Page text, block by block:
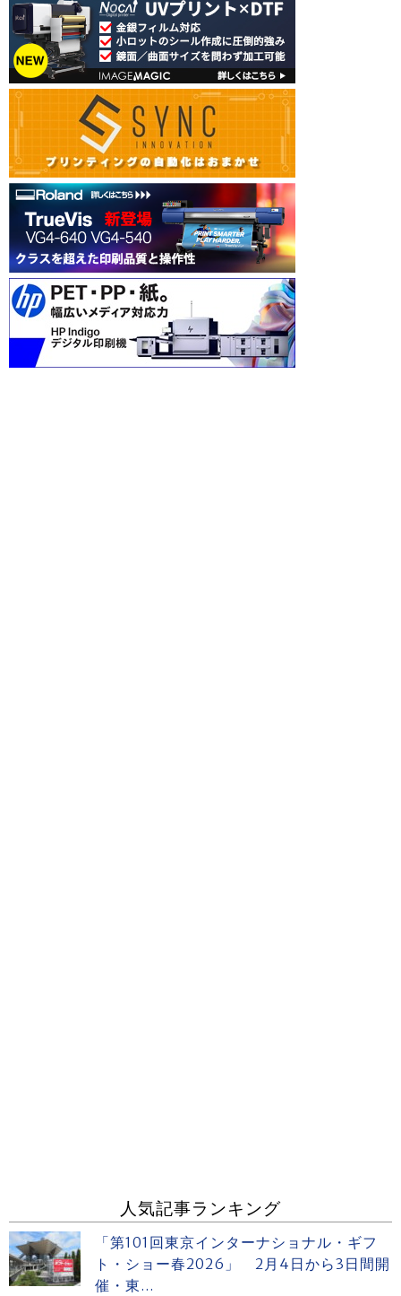
人気記事ランキング
「第101回東京インターナショナル・ギフ
ト・ショー春2026」 2月4日から3日間開
催・東...